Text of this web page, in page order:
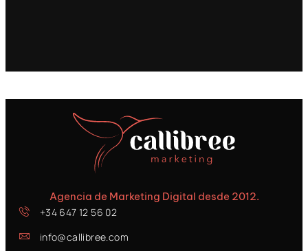
Agencia de Marketing Digital desde 2012.
+34 647 12 56 02
info@callibree.com